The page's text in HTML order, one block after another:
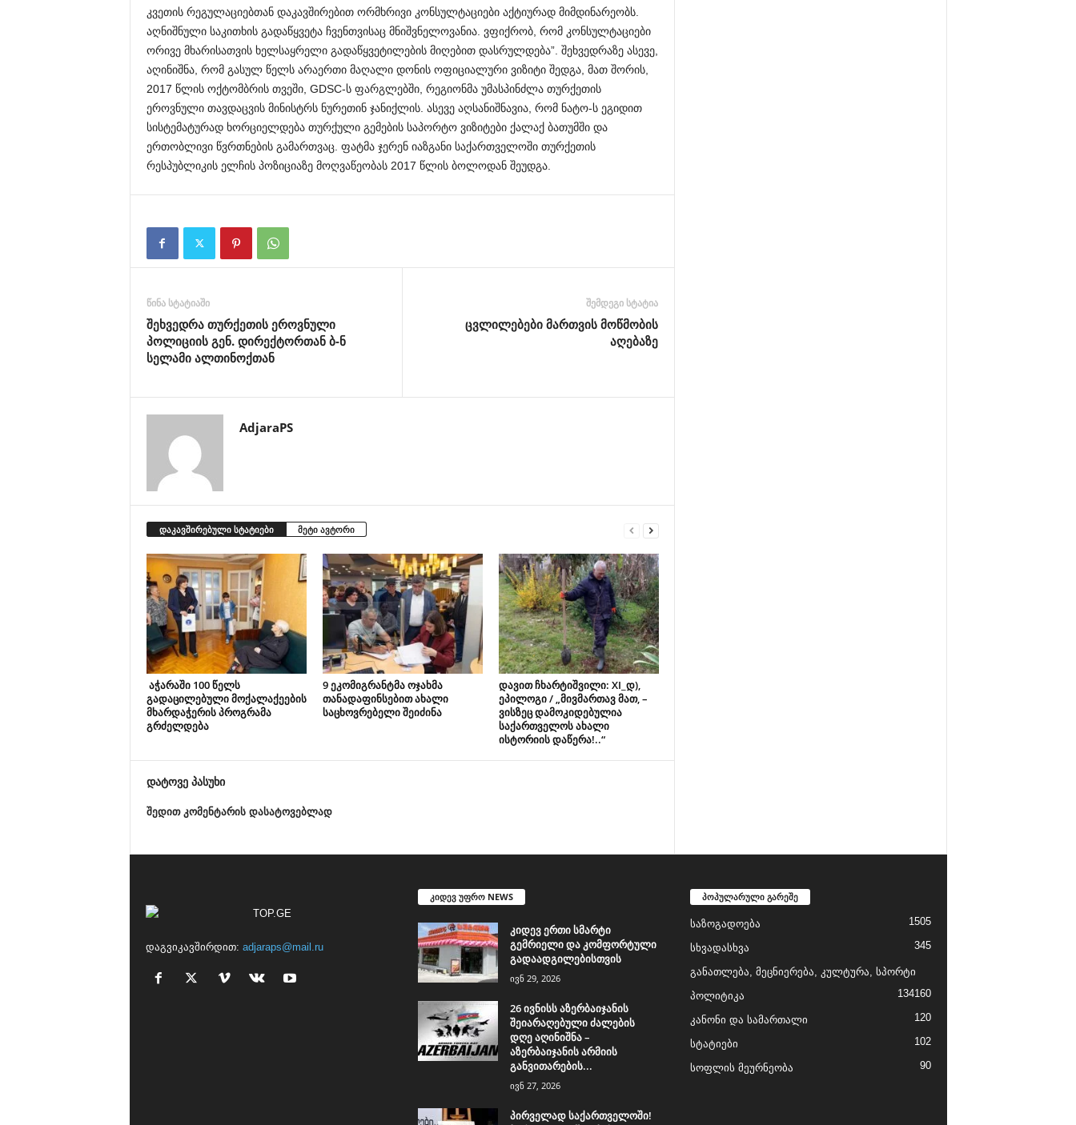
კვეთის რეგულაციებთან დაკავშირებით ორმხრივი კონსულტაციები აქტიურად მიმდინარეობს.
აღნიშნული საკითხის გადაწყვეტა ჩვენთვისაც მნიშვნელოვანია. ვფიქრობ, რომ კონსულტაციები
ორივე მხარისათვის ხელსაყრელი გადაწყვეტილების მიღებით დასრულდება”. შეხვედრაზე ასევე,
აღინიშნა, რომ გასულ წელს არაერთი მაღალი დონის ოფიციალური ვიზიტი შედგა, მათ შორის,
2017 წლის ოქტომბრის თვეში, GDSC-ს ფარგლებში, რეგიონმა უმასპინძლა თურქეთის
ეროვნული თავდაცვის მინისტრს ნურეთინ ჯანიქლის. ასევე აღსანიშნავია, რომ ნატო-ს ეგიდით
სისტემატურად ხორციელდება თურქული გემების საპორტო ვიზიტები ქალაქ ბათუმში და
ერთობლივი წვრთნების გამართვაც. ფატმა ჯერენ იაზგანი საქართველოში თურქეთის
რესპუბლიკის ელჩის პოზიციაზე მოღვაწეობას 2017 წლის ბოლოდან შეუდგა.
წინა სტატიაში
შეხვედრა თურქეთის ეროვნული
პოლიციის გენ. დირექტორთან ბ-ნ
სელამი ალთინოქთან
შემდეგი სტატია
ცვლილებები მართვის მოწმობის
აღებაზე
AdjaraPS
დაკავშირებული სტატიები მეტი ავტორი
აჭარაში 100 წელს
გადაცილებული მოქალაქეების
მხარდაჭერის პროგრამა
გრძელდება
9 ეკომიგრანტმა ოჯახმა
თანადაფინსებით ახალი
საცხოვრებელი შეიძინა
დავით ჩხარტიშვილი: XI_დ),
ეპილოგი / „მივმართავ მათ, –
ვისზეც დამოკიდებულია
საქართველოს ახალი
ისტორიის დაწერა!..“
დატოვე პასუხი
შედით კომენტარის დასატოვებლად
დაგვიკავშირდით: adjaraps@mail.ru
კიდევ უფრო NEWS
კიდევ ერთი სმარტი
გემრიელი და კომფორტული
გადაადგილებისთვის
ივნ 29, 2026
26 ივნისს აზერბაიჯანის
შეიარაღებული ძალების
დღე აღინიშნა –
აზერბაიჯანის არმიის
განვითარების...
ივნ 27, 2026
პირველად საქართველოში!
პოპულარული გარეშე
საზოგადოება 1505
სხვადასხვა 345
განათლება, მეცნიერება, კულტურა, სპორტი
160
პოლიტიკა 134
კანონი და სამართალი 120
სტატიები 102
სოფლის მეურნეობა 90